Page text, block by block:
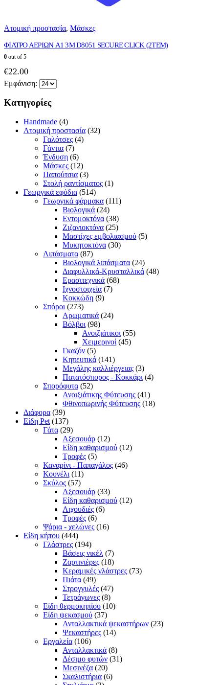
Ατομική προστασία, Μάσκες
ΦΙΛΤΡΟ ΑΕΡΙΩΝ A1 3M D8051 SECURE CLICK (2TEM)
0 out of 5
€22.00
Εμφάνιση:
Κατηγορίες
Handmade (4)
Ατομική προστασία (32)
Γαλότσες (4)
Γάντια (7)
Ένδυση (6)
Μάσκες (12)
Παπούτσια (3)
Στολή ραντίσματος (1)
Γεωργικά εφόδια (514)
Γεωργικά φάρμακα (111)
Βιολογικά (24)
Εντομοκτόνα (38)
Ζιζανιοκτόνα (25)
Μαστίχες εμβολιασμού (5)
Μυκητοκτόνα (30)
Λιπάσματα (87)
Βιολογικά λιπάσματα (24)
Διαφυλλικά-Κρυσταλλικά (48)
Ερασιτεχνικά (68)
Ιχνοστοιχεία (7)
Κοκκώδη (9)
Σπόροι (273)
Αρωματικά (24)
Βόλβοι (98)
Ανοιξιάτικοι (55)
Χειμερινοί (45)
Γκαζόν (5)
Κηπευτικά (141)
Μεγάλης καλλιέργειας (3)
Πατατόσπορος - Κοκκάρι (4)
Σπορόφυτα (52)
Ανοιξιάτικης Φύτευσης (41)
Φθινοπωρινής Φύτευσης (18)
Διάφορα (39)
Είδη Pet (137)
Γάτα (29)
Αξεσουάρ (12)
Είδη καθαρισμού (12)
Τροφές (5)
Καναρίνι - Παπαγάλος (46)
Κουνέλι (11)
Σκύλος (57)
Αξεσουάρ (33)
Είδη καθαρισμού (12)
Λιχουδιές (6)
Τροφές (6)
Ψάρια - χελώνες (16)
Είδη κήπου (444)
Γλάστρες (194)
Βάσεις νικέλ (7)
Ζαρτινιέρες (18)
Κεραμικές γλάστρες (73)
Πιάτα (49)
Στρογγυλές (47)
Τετράγωνες (8)
Είδη θερμοκηπίου (10)
Είδη ψεκασμού (37)
Ανταλλακτικά ψεκαστήρων (23)
Ψεκαστήρες (14)
Εργαλεία (106)
Ανταλλακτικά (8)
Δέσιμο φυτών (31)
Μεσινέζα (20)
Σκαλιστήρια (6)